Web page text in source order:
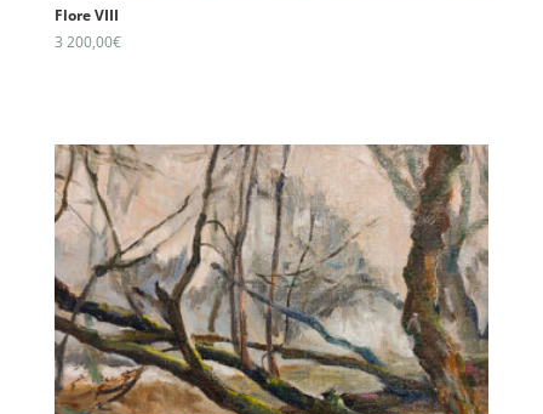
Flore VIII
3 200,00€